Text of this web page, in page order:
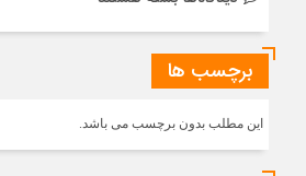
درصدی
برنامه
جابجایی
برچسب ها
این مطلب بدون برچسب می باشد.